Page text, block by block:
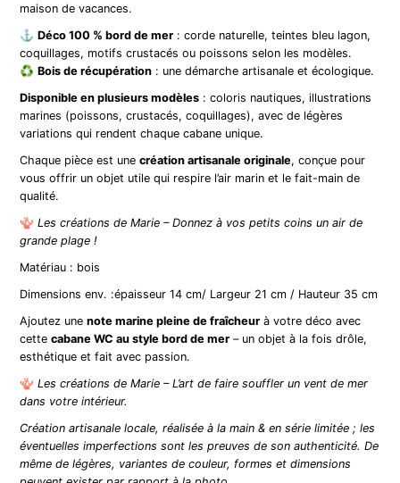
maison de vacances.
⚓️Déco 100 % bord de mer : corde naturelle, teintes bleu lagon,
coquillages, motifs crustacés ou poissons selon les modèles.
♻️Bois de récupération : une démarche artisanale et écologique.
Disponible en plusieurs modèles : coloris nautiques, illustrations
marines (poissons, crustacés, coquillages), avec de légères
variations qui rendent chaque cabane unique.
Chaque pièce est unecréation artisanale originale, conçue pour
vous offrir un objet utile qui respire l’air marin et le fait-main de
qualité.
🪸Les créations de Marie – Donnez à vos petits coins un air de
grande plage !
Matériau : bois
Dimensions env. :épaisseur 14 cm/ Largeur 21 cm / Hauteur 35 cm
Ajoutez unenote marine pleine de fraîcheur à votre déco avec
cettecabane WC au style bord de mer – un objet à la fois drôle,
esthétique et fait avec passion.
🪸Les créations de Marie – L’art de faire souffler un vent de mer
dans votre intérieur.
Création artisanale locale, réalisée à la main & en série limitée ; les
éventuelles imperfections sont les preuves de son authenticité. De
même de légères, variantes de couleur, formes et dimensions